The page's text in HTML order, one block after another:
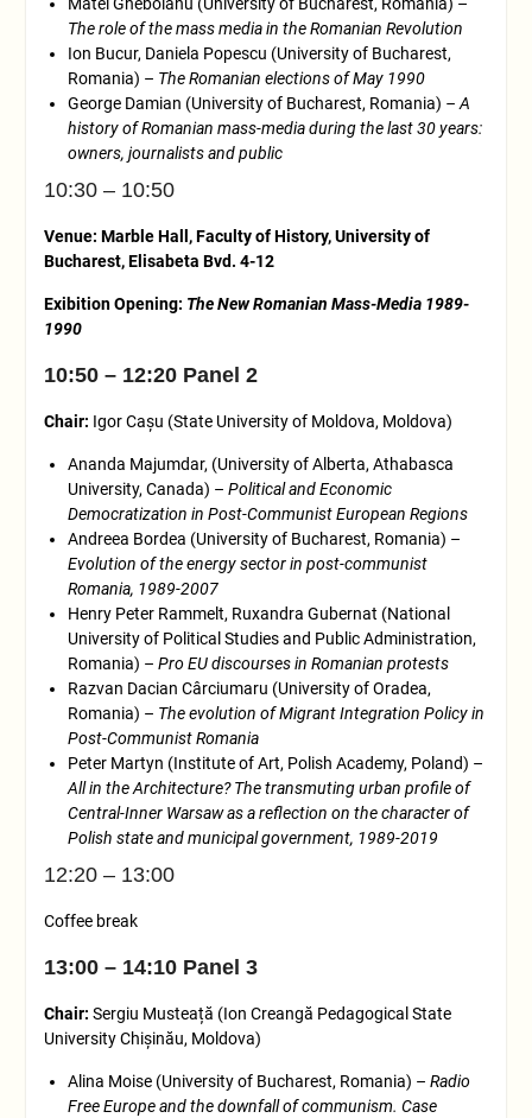
The role of the mass media in the Romanian Revolution
Ion Bucur, Daniela Popescu (University of Bucharest,
Romania) – The Romanian elections of May 1990
George Damian (University of Bucharest, Romania) – A
history of Romanian mass-media during the last 30 years:
owners, journalists and public
10:30 – 10:50
Venue: Marble Hall, Faculty of History, University of
Bucharest, Elisabeta Bvd. 4-12
Exibition Opening: The New Romanian Mass-Media 1989-
1990
10:50 – 12:20 Panel 2
Chair: Igor Cașu (State University of Moldova, Moldova)
Ananda Majumdar, (University of Alberta, Athabasca
University, Canada) – Political and Economic
Democratization in Post-Communist European Regions
Andreea Bordea (University of Bucharest, Romania) –
Evolution of the energy sector in post-communist
Romania, 1989-2007
Henry Peter Rammelt, Ruxandra Gubernat (National
University of Political Studies and Public Administration,
Romania) – Pro EU discourses in Romanian protests
Razvan Dacian Cârciumaru (University of Oradea,
Romania) – The evolution of Migrant Integration Policy in
Post-Communist Romania
Peter Martyn (Institute of Art, Polish Academy, Poland) –
All in the Architecture? The transmuting urban profile of
Central-Inner Warsaw as a reflection on the character of
Polish state and municipal government, 1989-2019
12:20 – 13:00
Coffee break
13:00 – 14:10 Panel 3
Chair: Sergiu Musteață (Ion Creangă Pedagogical State
University Chișinău, Moldova)
Alina Moise (University of Bucharest, Romania) – Radio
Free Europe and the downfall of communism. Case